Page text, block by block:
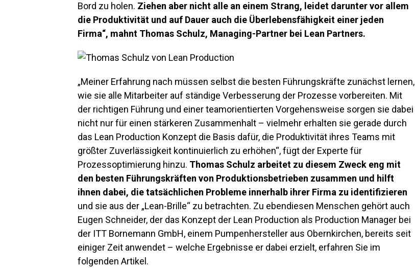
Bord zu holen. Ziehen aber nicht alle an einem Strang, leidet darunter vor allem
die Produktivität und auf Dauer auch die Überlebensfähigkeit einer jeden
Firma“, mahnt Thomas Schulz, Managing-Partner bei Lean Partners.
„Meiner Erfahrung nach müssen selbst die besten Führungskräfte zunächst lernen,
wie sie alle Mitarbeiter auf ständige Verbesserung der Prozesse vorbereiten. Mit
der richtigen Führung und einer teamorientierten Vorgehensweise sorgen sie dabei
nicht nur für einen stärkeren Zusammenhalt – vielmehr erhalten sie gerade durch
das Lean Production Konzept die Basis dafür, die Produktivität ihres Teams mit
größter Zuverlässigkeit kontinuierlich zu erhöhen“, fügt der Experte für
Prozessoptimierung hinzu. Thomas Schulz arbeitet zu diesem Zweck eng mit
den besten Führungskräften von Produktionsbetrieben zusammen und hilft
ihnen dabei, die tatsächlichen Probleme innerhalb ihrer Firma zu identifizieren
und sie aus der „Lean-Brille“ zu betrachten. Zu ebendiesen Menschen gehört auch
Eugen Schneider, der das Konzept der Lean Production als Production Manager bei
der ITT Bornemann GmbH, einem Pumpenhersteller aus Obernkirchen, bereits seit
einiger Zeit anwendet – welche Ergebnisse er dabei erzielt, erfahren Sie im
folgenden Artikel.